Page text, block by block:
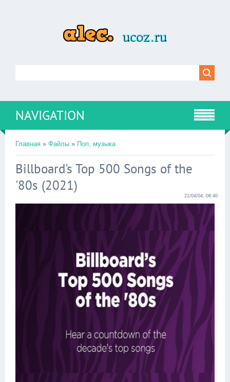
NAVIGATION
Главная » Файлы » Поп, музыка
Billboard's Top 500 Songs of the
'80s (2021)
21/04/04, 06:40